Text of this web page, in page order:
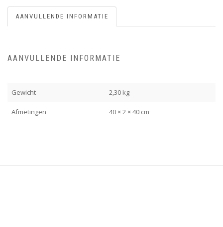
AANVULLENDE INFORMATIE
AANVULLENDE INFORMATIE
Gewicht 2,30 kg
Afmetingen 40 × 2 × 40 cm